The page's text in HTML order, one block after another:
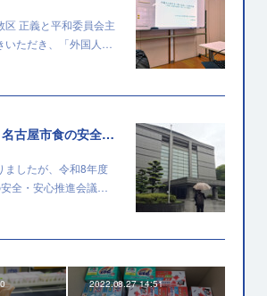
区 正義と平和委員会主
いただき、「外国人…
令和8年度第1回 名古屋市食の安全・安心推進会議に出席しました
ましたが、令和8年度
全・安心推進会議…
2022.08.27 14:51